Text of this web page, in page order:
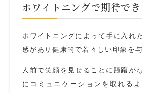
ホワイトニングで期待で
ホワイトニングによって手に入れ
感があり健康的で若々しい印象を与
人前で笑顔を見せることに躊躇が
にコミュニケーションを取れる